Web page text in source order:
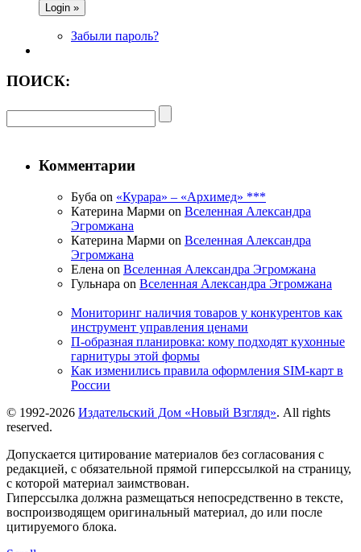
Забыли пароль?
ПОИСК:
Комментарии
Буба on «Курара» – «Архимед» ***
Катерина Марми on Вселенная Александра
Эгромжана
Катерина Марми on Вселенная Александра
Эгромжана
Елена on Вселенная Александра Эгромжана
Гульнара on Вселенная Александра Эгромжана
Мониторинг наличия товаров у конкурентов как
инструмент управления ценами
П-образная планировка: кому подходят кухонные
гарнитуры этой формы
Как изменились правила оформления SIM-карт в
России
© 1992-2026 Издательский Дом «Новый Взгляд». All rights
reserved.
Допускается цитирование материалов без согласования с
редакцией, с обязательной прямой гиперссылкой на страницу,
с которой материал заимствован.
Гиперссылка должна размещаться непосредственно в тексте,
воспроизводящем оригинальный материал, до или после
цитируемого блока.